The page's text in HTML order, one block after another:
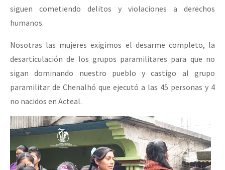
siguen cometiendo delitos y violaciones a derechos
humanos.
Nosotras las mujeres exigimos el desarme completo, la
desarticulación de los grupos paramilitares para que no
sigan dominando nuestro pueblo y castigo al grupo
paramilitar de Chenalhó que ejecutó a las 45 personas y 4
no nacidos en Acteal.